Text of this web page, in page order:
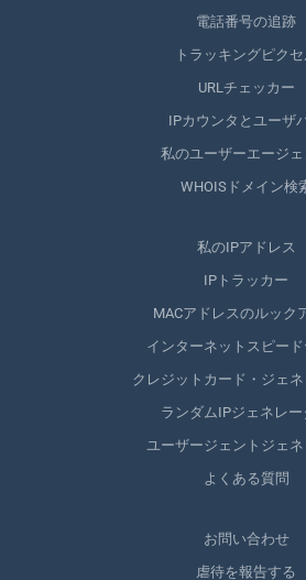
電話番号の追跡
トラッキングピク
URLチェッカー
IPカウンタとユーザ
私のユーザーエージェ
WHOISドメイン検
私のIPアドレス
IPトラッカー
MACアドレスのルック
インターネットスピード
クレジットカード・ジェ
ランダムIPジェネレー
ユーザージェントジェネ
よくある質問
お問い合わせ
虐待を報告する